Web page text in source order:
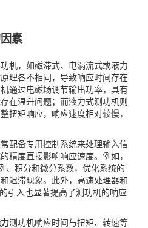
素
机，如磁滞式、电涡流式或液力
理各不相同，导致响应时间存在
通过电磁场调节输出功率，具有
在温升问题；而液力式测功机则
扭矩响应，响应速度相对较慢，
配备专用控制系统来处理输入信
精度直接影响响应速度。例如，
、积分和微分系数，优化系统的
迟滞现象。此外，高速处理器和
引入也显著提高了测功机的响应
测功机响应时间与扭矩、转速等